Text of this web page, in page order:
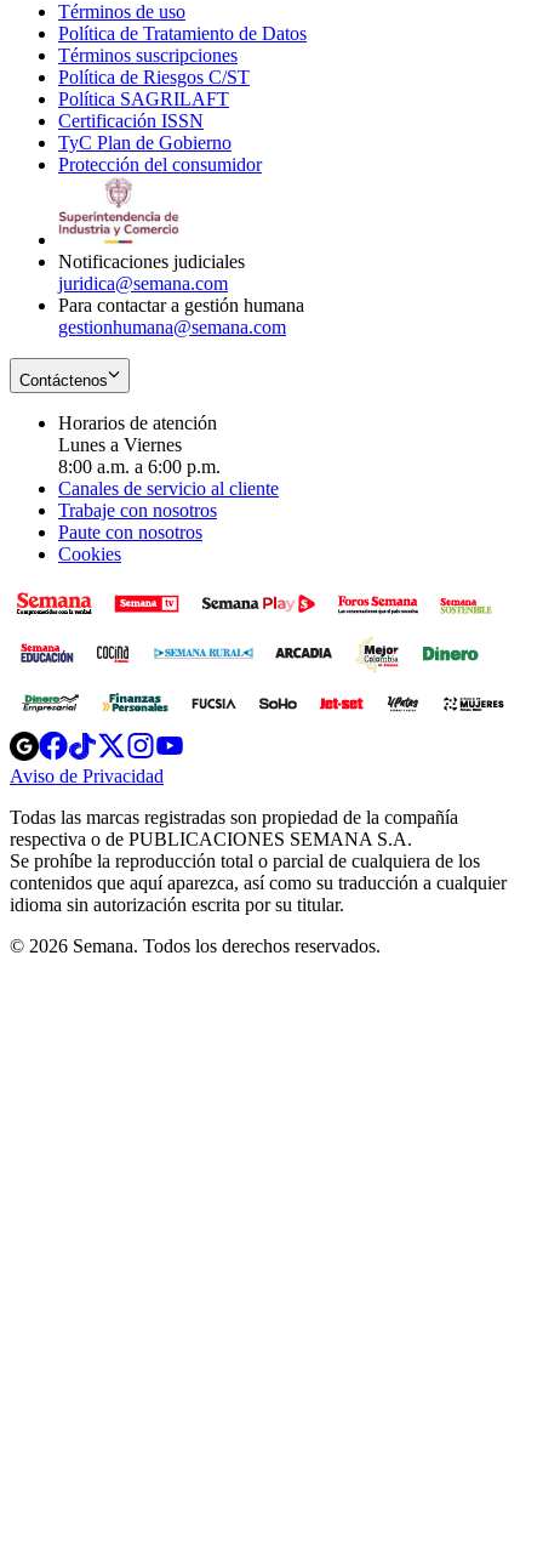
Términos de uso
in
new
window
Política de Tratamiento de Datos
Términos suscripciones
in
Política de Riesgos C/ST
Política SAGRILAFT
new
window
Certificación ISSN
in
new
TyC Plan de Gobierno
in
Protección del consumidorOpens
Notificaciones judiciales
juridica@semana.com
Para contactar a gestión humana
gestionhumana@semana.com
Contáctenos
Horarios de atención
Lunes a Viernes
8:00 a.m. a 6:00 p.m.
Canales de servicio al cliente
Trabaje con nosotros
Paute con nosotros
Cookies
Opens
in
new
Opens
in
new
Opens
in
new
window
Opens
new
windowwindow
Aviso de Privacidad
new
window
Todas las marcas registradas son propiedad de la compañía
respectiva o de PUBLICACIONES SEMANA S.A.
Se prohíbe la reproducción total o parcial de cualquiera de los
contenidos que aquí aparezca, así como su traducción a cualquier
idioma sin autorización escrita por su titular.
© 2026 Semana. Todos los derechos reservados.